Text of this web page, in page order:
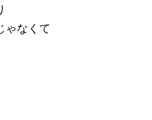
ゃなくて